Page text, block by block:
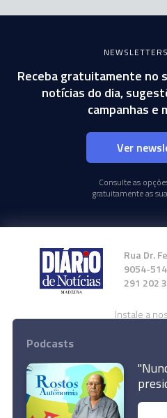
Receba gratuitamente no
notícias do dia,
campanhas e
Ver
Consulte as
gratuitamente as
Rua Dr.
9054-
291 202
Instale a
© 2024 Empresa
Podcasts